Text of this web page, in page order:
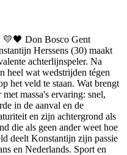
Don Bosco Gent
Herssens (30) maakt
achterlijnspeler. Na
heel wat wedstrijden tégen
het veld te staan. Wat brengt
massa's ervaring: snel,
in de aanval en de
en zijn achtergrond als
die als geen ander weet hoe
deelt Konstantijn zijn passie
en Nederlands. Sport en